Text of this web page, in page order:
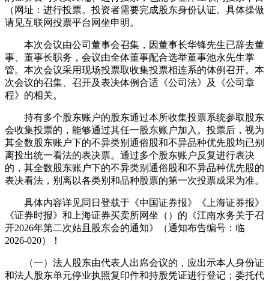
（网址：进行投票。投资者需要完成股东身份认证。具体操做
请见互联网投票平台网坐申明。
本次会议由公司董事会召集，因董事长华锋先生已辞去董
事、董事长职务，会议由全体董事配合选举董事池永先生掌
管。本次会议采用现场投票取收集投票相连系的体例召开。本
次会议的召集、召开及表决体例合适《公司法》及《公司章
程》的相关。
持有多个股东账户的股东通过本所收集投票系统参取股东
会收集投票的，能够通过其任一股东账户加入。投票后，视为
其全数股东账户下的不异类别通俗股和不异品种优先股均已别
离投出统一看法的表决票。通过多个股东账户反复进行表决
的，其全数股东账户下的不异类别通俗股和不异品种优先股的
表决看法，别离以各类别和品种股票的第一次投票成果为准。
具体内容详见同日登载于《中国证券报》《上海证券报》
《证券时报》和上海证券买卖所网坐（）的《江南水务关于召
开2026年第二次姑且股东会的通知》（通知布告编号：临
2026-020）！
（一）法人股东由代表人出席会议的，应出示本人身份证
和法人股东单元停业执照复印件和持股凭证进行登记；委托代